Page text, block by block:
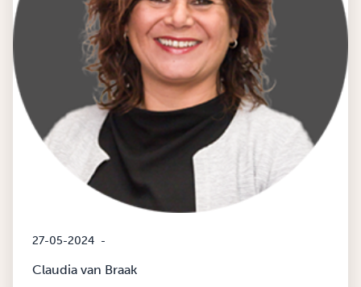
27-05-2024 -
Claudia van Braak